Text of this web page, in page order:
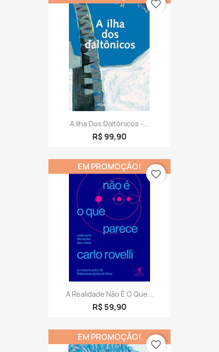
A Ilha Dos Daltônicos -...
R$ 99,90
favorite_border
A Realidade Não É O Que...
R$ 59,90
EM PROMOÇÃO!
favorite_border
EM PROMOÇÃO!
favorite_border